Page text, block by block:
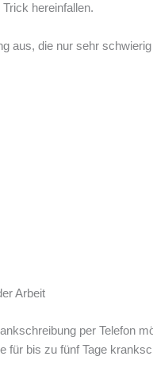
hereinfallen.
aus, die nur sehr
Arbeit
per Telefon
bis zu fünf Tage